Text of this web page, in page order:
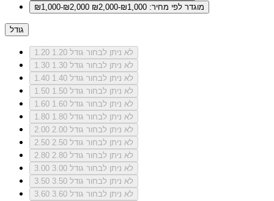
₪1,000-₪2,000
מוגדר לפי מחיר: ₪1,000-₪2,000
גודל
1.20
לא ניתן לבחור גודל 1.20
1.30
לא ניתן לבחור גודל 1.30
1.40
לא ניתן לבחור גודל 1.40
1.50
לא ניתן לבחור גודל 1.50
1.60
לא ניתן לבחור גודל 1.60
1.80
לא ניתן לבחור גודל 1.80
2.00
לא ניתן לבחור גודל 2.00
2.50
לא ניתן לבחור גודל 2.50
2.80
לא ניתן לבחור גודל 2.80
3.00
לא ניתן לבחור גודל 3.00
3.50
לא ניתן לבחור גודל 3.50
3.60
לא ניתן לבחור גודל 3.60